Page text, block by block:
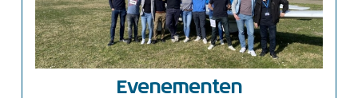
Evenementen